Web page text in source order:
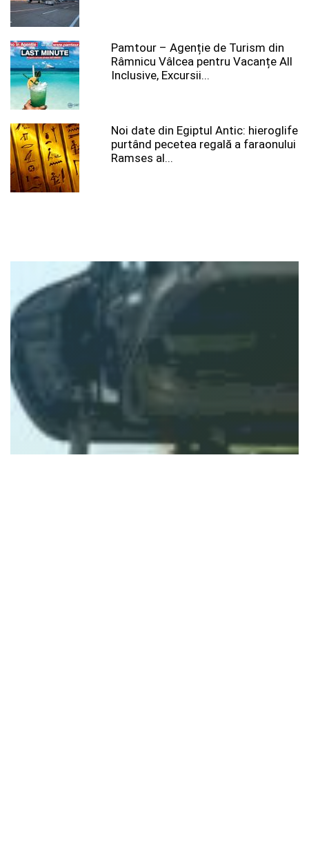
Pamtour – Agenție de Turism din
Râmnicu Vâlcea pentru Vacanțe All
Inclusive, Excursii...
Noi date din Egiptul Antic: hieroglife
purtând pecetea regală a faraonului
Ramses al...